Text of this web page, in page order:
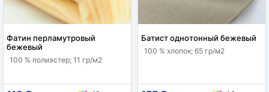
Фатин перламутровый
бежевый
100 % полиэстер; 11 гр/м2
Батист однотонный бежевый
100 % хлопок; 65 гр/м2